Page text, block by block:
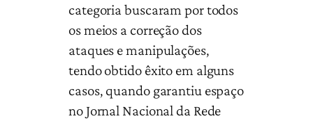
categoria buscaram por todos
os meios a correção dos
ataques e manipulações,
tendo obtido êxito em alguns
casos, quando garantiu espaço
no Jornal Nacional da Rede